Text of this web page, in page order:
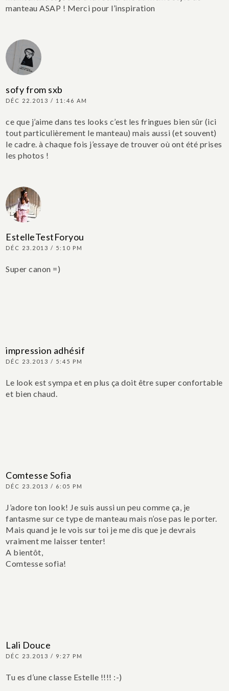
manteau ASAP ! Merci pour l’inspiration
sofy from sxb
DÉC 22.2013 / 11:46 AM
ce que j’aime dans tes looks c’est les fringues bien sûr (ici
tout particulièrement le manteau) mais aussi (et souvent)
le cadre. à chaque fois j’essaye de trouver où ont été prises
les photos !
EstelleTestForyou
DÉC 23.2013 / 5:10 PM
Super canon =)
impression adhésif
DÉC 23.2013 / 5:45 PM
Le look est sympa et en plus ça doit être super confortable
et bien chaud.
Comtesse Sofia
DÉC 23.2013 / 6:05 PM
J’adore ton look! Je suis aussi un peu comme ça, je
fantasme sur ce type de manteau mais n’ose pas le porter.
Mais quand je le vois sur toi je me dis que je devrais
vraiment me laisser tenter!
A bientôt,
Comtesse sofia!
Lali Douce
DÉC 23.2013 / 9:27 PM
Tu es d’une classe Estelle !!!! :-)